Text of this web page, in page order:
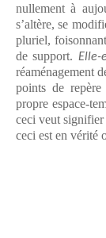
nullement à
s’altère, se
pluriel,
de support. Elle-
réaménagement
points de repère
propre espace-
ceci veut signifier
ceci est en vérité